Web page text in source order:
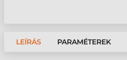
LEÍRÁS PARAMÉTEREK